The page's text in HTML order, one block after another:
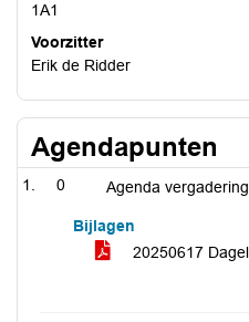
1A1
Voorzitter
Erik de Ridder
Agendapunten
0 Agenda
Bijlagen
20250617